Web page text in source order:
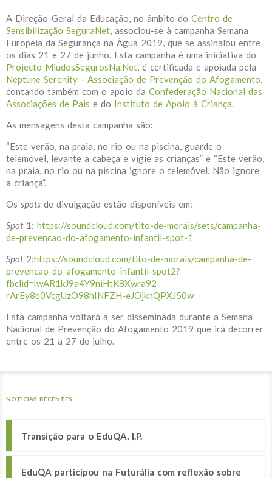
A Direção-Geral da Educação, no âmbito do Centro de
Sensibilização SeguraNet, associou-se à campanha Semana
Europeia da Segurança na Água 2019, que se assinalou entre
os dias 21 e 27 de junho. Esta campanha é uma iniciativa do
Projecto MiudosSegurosNa.Net, é certificada e apoiada pela
Neptune Serenity - Associação de Prevenção do Afogamento,
contando também com o apoio da Confederação Nacional das
Associações de Pais e do Instituto de Apoio à Criança.
As mensagens desta campanha são:
“Este verão, na praia, no rio ou na piscina, guarde o
telemóvel, levante a cabeça e vigie as crianças” e “Este verão,
na praia, no rio ou na piscina ignore o telemóvel. Não ignore
a criança”.
Os spots de divulgação estão disponíveis em:
Spot 1: https://soundcloud.com/tito-de-morais/sets/campanha-
de-prevencao-do-afogamento-infantil-spot-1
Spot 2:https://soundcloud.com/tito-de-morais/campanha-de-
prevencao-do-afogamento-infantil-spot2?
fbclid=IwAR1kJ9a4Y9niHtK8Xwra92-
rArEy8q0VcgUzO98hINFZH-eJOjknQPXJ50w
Esta campanha voltará a ser disseminada durante a Semana
Nacional de Prevenção do Afogamento 2019 que irá decorrer
entre os 21 a 27 de julho.
NOTÍCIAS RECENTES
Transição para o EduQA, I.P.
EduQA participou na Futurália com reflexão sobre